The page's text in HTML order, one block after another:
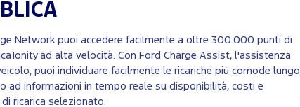
Network puoi accedere facilmente a oltre 300.000 punti di
Ionity ad alta velocità. Con Ford Charge Assist, l'assistenza
puoi individuare facilmente le ricariche più comode lungo
ad informazioni in tempo reale su disponibilità, costi e
ricarica selezionato.